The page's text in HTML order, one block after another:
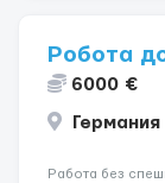
Робота
6000 €
Германия
Работа без